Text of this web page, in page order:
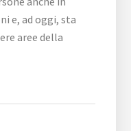
e, ad oggi, sta
aree della